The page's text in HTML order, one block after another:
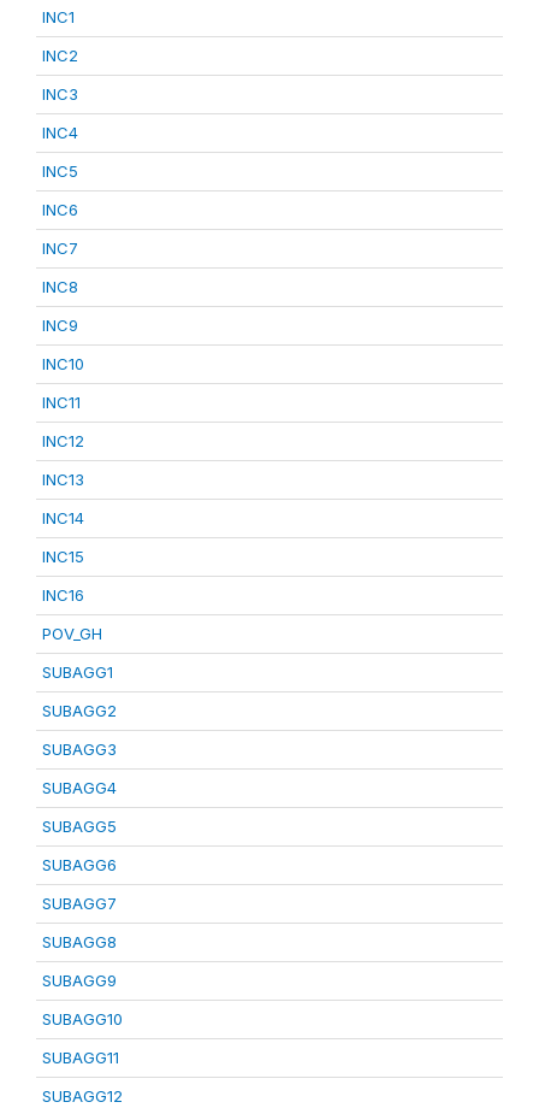
INC1
INC2
INC3
INC4
INC5
INC6
INC7
INC8
INC9
INC10
INC11
INC12
INC13
INC14
INC15
INC16
POV_GH
SUBAGG1
SUBAGG2
SUBAGG3
SUBAGG4
SUBAGG5
SUBAGG6
SUBAGG7
SUBAGG8
SUBAGG9
SUBAGG10
SUBAGG11
SUBAGG12